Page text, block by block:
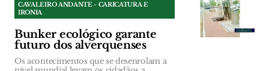
CAVALEIRO ANDANTE - CARICATURA E
IRONIA
Bunker ecológico garante
futuro dos alverquenses
Os acontecimentos que se desenrolam a